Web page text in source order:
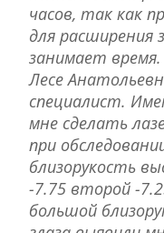
часов, так как
для расширения
занимает
Лесе
специалист.
мне сделать
при
близорукость
-7.75 второй -
большой